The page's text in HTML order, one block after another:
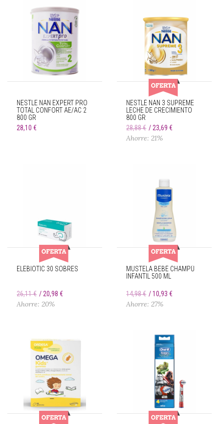
NESTLE NAN EXPERT PRO
TOTAL CONFORT AE/AC 2
800 GR
28,10 €
NESTLÉ NAN 3 SUPREME
LECHE DE CRECIMIENTO
800 GR
28,88 €
23,69 €
Ahorre: 21%
ELEBIOTIC 30 SOBRES
26,11 € 20,98 €
Ahorre: 20%
MUSTELA BEBÉ CHAMPÚ
INFANTIL 500 ML
14,98 € 10,93 €
Ahorre: 27%